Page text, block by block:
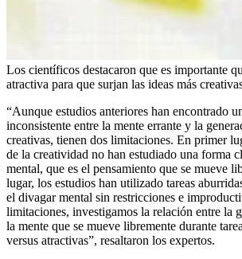
Los científicos destacaron que es importante
atractiva para que surjan las ideas más
“Aunque estudios anteriores han encontrado
inconsistente entre la mente errante y la
creativas, tienen dos limitaciones. En primer
de la creatividad no han estudiado una forma
mental, que es el pensamiento que se mueve
lugar, los estudios han utilizado tareas
el divagar mental sin restricciones e
limitaciones, investigamos la relación entre la
la mente que se mueve libremente durante
versus atractivas”, resaltaron los expertos.